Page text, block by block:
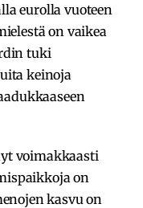
eurolla vuoteen
on vaikea
tuki
keinoja
voimakkaasti
on
kasvu on